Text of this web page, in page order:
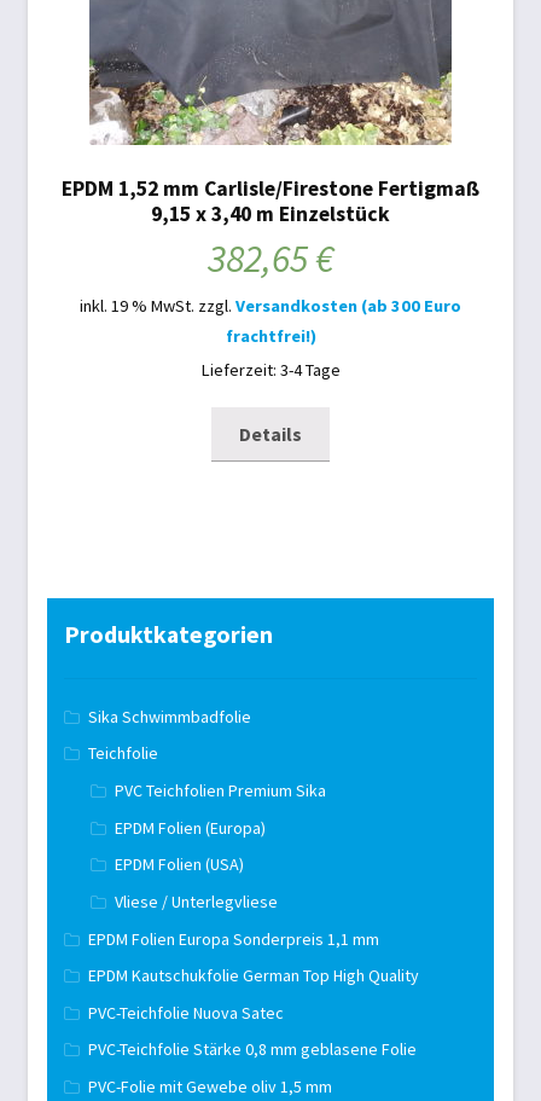
EPDM 1,52 mm Carlisle/Firestone Fertigmaß
9,15 x 3,40 m Einzelstück
382,65€
inkl. 19 % MwSt. zzgl. Versandkosten (ab 300 Euro
frachtfrei!)
Lieferzeit: 3-4 Tage
Details
Produktkategorien
Sika Schwimmbadfolie
Teichfolie
PVC Teichfolien Premium Sika
EPDM Folien (Europa)
EPDM Folien (USA)
Vliese / Unterlegvliese
EPDM Folien Europa Sonderpreis 1,1 mm
EPDM Kautschukfolie German Top High Quality
PVC-Teichfolie Nuova Satec
PVC-Teichfolie Stärke 0,8 mm geblasene Folie
PVC-Folie mit Gewebe oliv 1,5 mm